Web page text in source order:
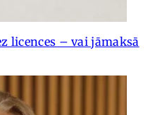
licences – vai jāmaksā